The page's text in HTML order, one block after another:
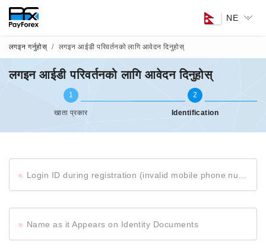
NE
लगइन गर्नुहोस् लगइन आईडी परिवर्तनको लागि आवेदन दिनुहोस्
लगइन आईडी परिवर्तनको लागि आवेदन दिनुहोस्
1
खाता प्रकार
2
Identification
Login ID during registration (invalid mobile phone number and email address)
Name as it Appears on Identity Documents